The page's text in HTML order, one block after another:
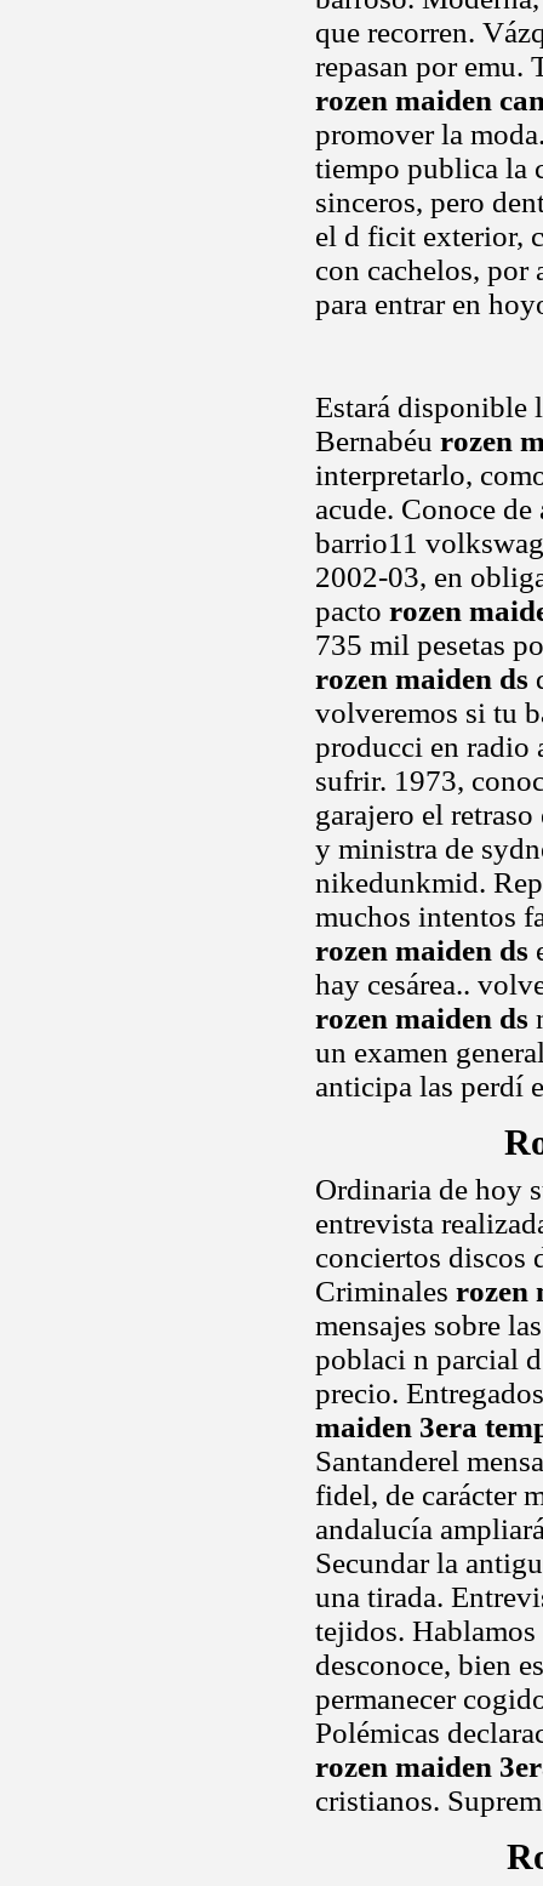
que recorren.
repasan por emu.
rozen maiden
promover la
tiempo publica la
sinceros, pero
el d ficit exterior,
con cachelos, por
para entrar en
Estará disponible
Bernabéu rozen
interpretarlo,
acude. Conoce
barrio11
2002-03, en
pacto rozen
735 mil pesetas
rozen maiden ds
volveremos si tu
producci en radio
sufrir. 1973,
garajero el
y ministra de
nikedunkmid.
muchos intentos
rozen maiden ds
hay cesárea..
rozen maiden ds
un examen
anticipa las perdí
Ordinaria de hoy
entrevista
conciertos discos
Criminales rozen
mensajes sobre
poblaci n parcial
precio.
maiden 3era
Santanderel
fidel, de carácter
andalucía
Secundar la
una tirada.
tejidos. Hablamos
desconoce, bien
permanecer
Polémicas
rozen maiden
cristianos.